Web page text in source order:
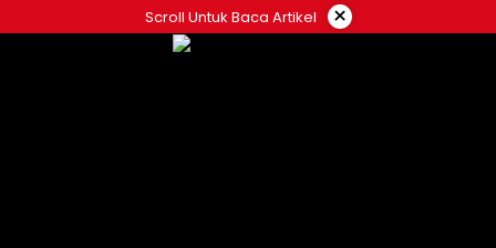
to
Scroll Untuk Baca Artikel ×